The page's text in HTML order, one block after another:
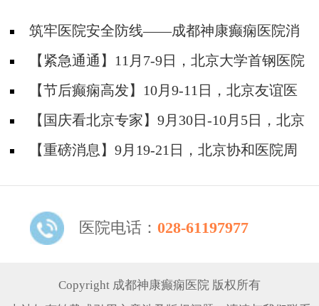
筑牢医院安全防线——成都神康癫痫医院消
防安全培训纪实
【紧急通通】11月7-9日，北京大学首钢医院
神经内科胡颖教授亲临成都会诊，破解癫痫疑难
【节后癫痫高发】10月9-11日，北京友谊医
院陈葵博士免费会诊+治疗援助，破解癫痫难
题！
【国庆看北京专家】9月30日-10月5日，北京
天坛&首钢医院两大专家蓉城亲诊+癫痫大额救
【重磅消息】9月19-21日，北京协和医院周
线！
医院电话： 028-61197977
Copyright 成都神康癫痫医院 版权所有